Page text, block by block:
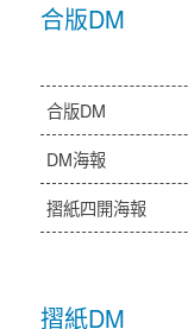
合版DM
合版DM
DM海報
摺紙四開海報
摺紙DM